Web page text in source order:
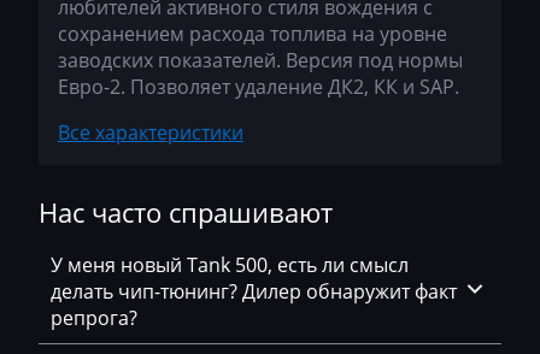
Bell
Bentley
BMW
Brilliance
Buhler
Bosch EDC17CP54
Bosch M3.8.x (M5.9.2)
Bosch MD1CP004
Bosch MD1CS004
Bosch ME(D)7.1.x
Bosch ME7.5.x
4E0906018_0261208203_377854
4E0906018_0261208240_377867
4E0906018_0261208715_377868
4E0906018C_0261201713_391058
4E0907560_0261201146_393279
4E0907560_0261201147_376041
4E0907560_0261201148_393280
любителей активного стиля вождения с
сохранением расхода топлива на уровне
заводских показателей. Версия под нормы
Евро-2. Позволяет удаление ДК2, КК и SAP.
Все характеристики
Нас часто спрашивают
У меня новый Tank 500, есть ли смысл
делать чип-тюнинг? Дилер обнаружит факт
репрога?